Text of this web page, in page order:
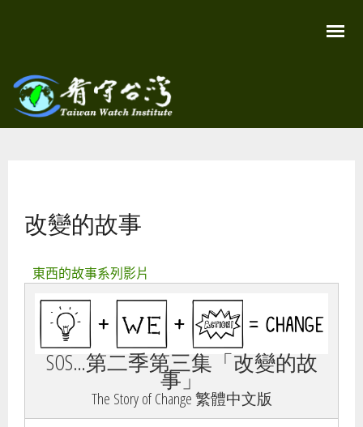
容
Watch
改變的故事
東西的故事系列影片
SOS…第二季第三集「改變的故
事」
The Story of Change 繁體中文版